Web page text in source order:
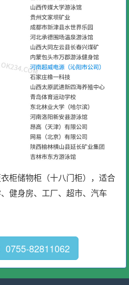
柜储物柜（十八门柜），适合
健身房、工厂、超市、汽车
0755-82811062